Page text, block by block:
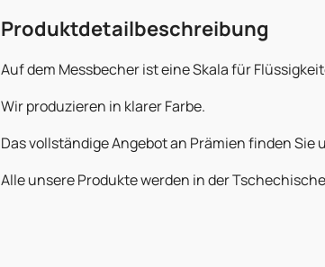
Produktdetailbeschreibung
Auf dem Messbecher ist eine Skala für
Wir produzieren in klarer Farbe.
Das vollständige Angebot an Prämien finden Sie
Alle unsere Produkte werden in der